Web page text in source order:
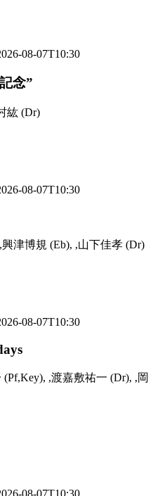
08-07T10:30
念”
紘 (Dr)
08-07T10:30
,興津博規 (Eb), ,山下佳孝 (Dr)
08-07T10:30
(Pf,Key), ,渡嘉敷祐一 (Dr), ,岡
08-07T10:30